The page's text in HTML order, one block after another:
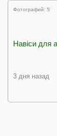
Фотографий: 5
Навіси для
3 дня назад